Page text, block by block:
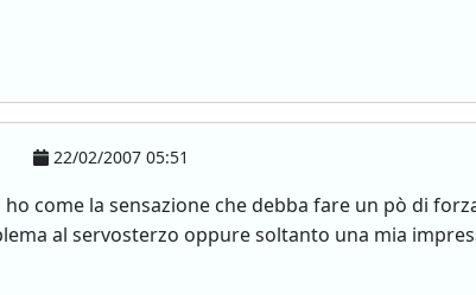
22/02/2007 05:51
come la sensazione che debba fare un pò di
al servosterzo oppure soltanto una mia